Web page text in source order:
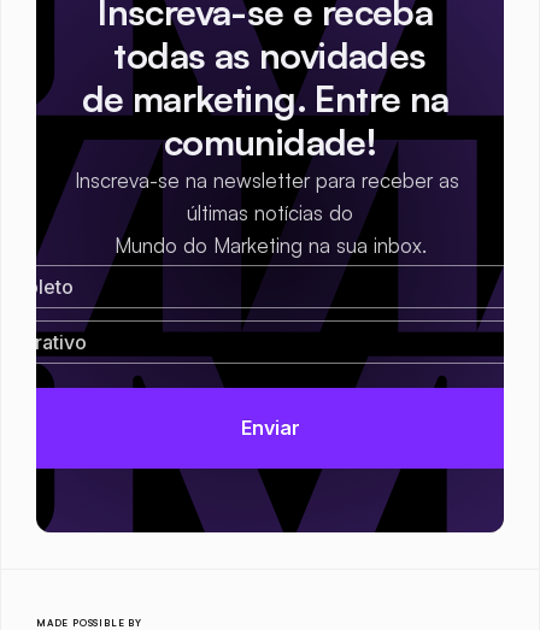
Inscreva-se e receba
todas as novidades
de marketing. Entre na
comunidade!
Inscreva-se na newsletter para receber as
últimas notícias do
Mundo do Marketing na sua inbox.
MADE POSSIBLE BY